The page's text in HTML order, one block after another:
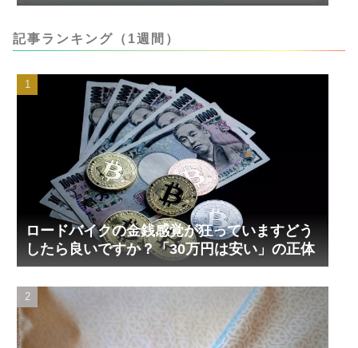
記事ランキング（1週間）
ロードバイクの金銭感覚が狂っていますどう
したら良いですか？「30万円は安い」の正体